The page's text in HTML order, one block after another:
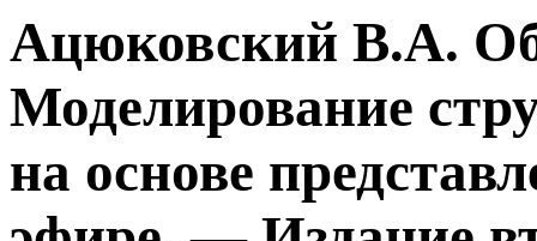
Ацюковский В.А.
Моделирование
на основе